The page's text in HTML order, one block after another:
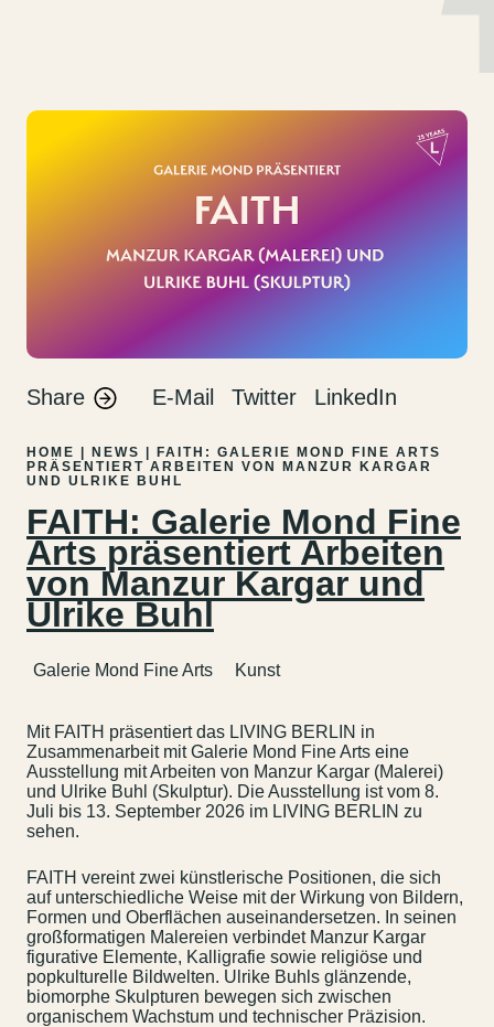
Zum
Share E-Mail Twitter LinkedIn
HOME NEWS
FAITH: GALERIE MOND FINE ARTS
PRÄSENTIERT ARBEITEN VON MANZUR KARGAR
UND ULRIKE BUHL
FAITH: Galerie Mond Fine
Arts präsentiert Arbeiten
von Manzur Kargar und
Ulrike Buhl
Galerie Mond Fine Arts Kunst
Mit FAITH präsentiert das LIVING BERLIN in
Zusammenarbeit mit Galerie Mond Fine Arts eine
Ausstellung mit Arbeiten von Manzur Kargar (Malerei)
und Ulrike Buhl (Skulptur). Die Ausstellung ist vom 8.
Juli bis 13. September 2026 im LIVING BERLIN zu
sehen.
FAITH vereint zwei künstlerische Positionen, die sich
auf unterschiedliche Weise mit der Wirkung von Bildern,
Formen und Oberflächen auseinandersetzen. In seinen
großformatigen Malereien verbindet Manzur Kargar
figurative Elemente, Kalligrafie sowie religiöse und
popkulturelle Bildwelten. Ulrike Buhls glänzende,
biomorphe Skulpturen bewegen sich zwischen
organischem Wachstum und technischer Präzision.